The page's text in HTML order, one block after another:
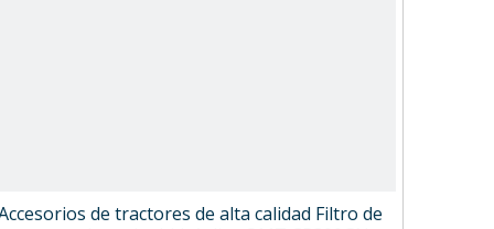
de tractores de alta calidad Filtro de